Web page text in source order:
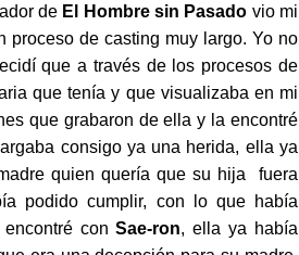
de El Hombre sin Pasado vio mi
de casting muy largo. Yo no
que a través de los procesos de
que tenía y que visualizaba en mi
que grabaron de ella y la encontré
consigo ya una herida, ella ya
quien quería que su hija fuera
podido cumplir, con lo que había
encontré conSae-ron, ella ya había